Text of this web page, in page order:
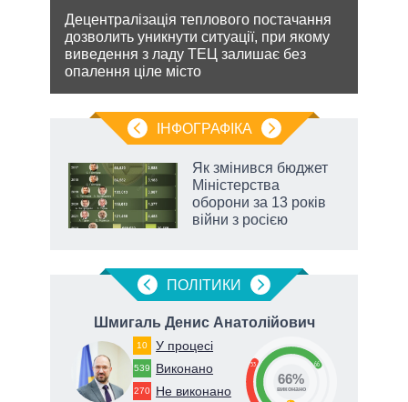
Децентралізація теплового постачання
дозволить уникнути ситуації, при якому
виведення з ладу ТЕЦ залишає без
опалення ціле місто
ІНФОГРАФІКА
Як змінився бюджет
Міністерства
оборони за 13 років
війни з росією
ПОЛIТИКИ
Шмигаль Денис Анатолійович
10 У процесі
539 Виконано
270 Не виконано
33 66
66%
виконано